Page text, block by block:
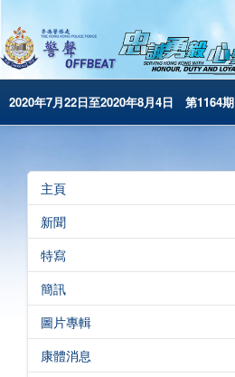
2020年7月22日至2020年8月4日 第1164期
昔日警聲
警務處主頁
简体版
English
電子書版
主頁
新聞
特寫
簡訊
圖片專輯
康體消息